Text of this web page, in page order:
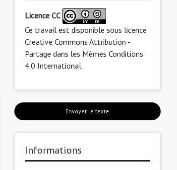
Licence CC
Ce travail est disponible sous licence
Creative Commons Attribution -
Partage dans les Mêmes Conditions
4.0 International.
Envoyer le texte
Informations